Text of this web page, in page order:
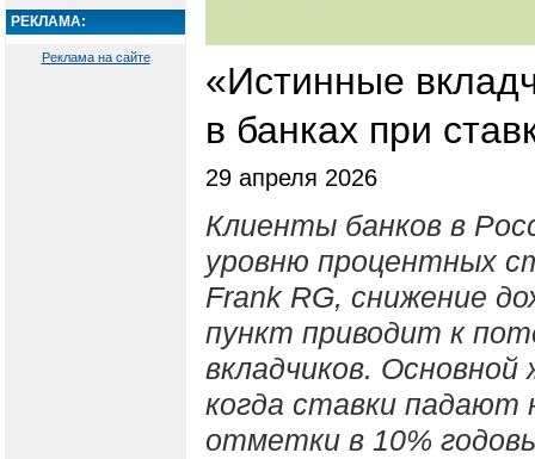
РЕКЛАМА:
Реклама на сайте
«Истинные
в банках при
29 апреля 2026
Клиенты банков в
уровню процентных
Frank RG, снижение
пункт приводит к
вкладчиков.
когда ставки падают
отметки в 10%